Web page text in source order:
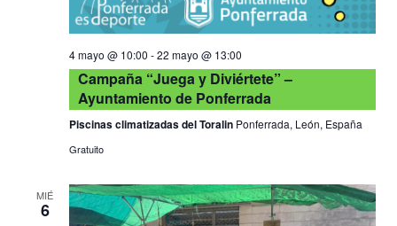
4 mayo @ 10:00 -22 mayo @ 13:00
Campaña “Juega y Diviértete” –
Ayuntamiento de Ponferrada
Piscinas climatizadas del Toralin Ponferrada, León, España
Gratuito
MIÉ
6